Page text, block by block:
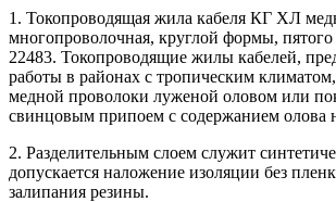
1. Токопроводящая жила кабеля КГ ХЛ
многопроволочная, круглой формы,
22483. Токопроводящие жилы кабелей,
работы в районах с тропическим
медной проволоки луженой оловом или
свинцовым припоем с содержанием олова
2. Разделительным слоем служит
допускается наложение изоляции без
залипания резины.